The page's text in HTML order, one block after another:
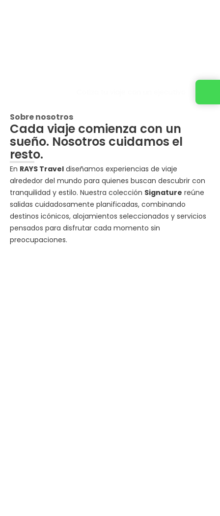
Sobre nosotros
Cada viaje comienza con un
sueño. Nosotros cuidamos el
resto.
En RAYS Travel diseñamos experiencias de viaje
alrededor del mundo para quienes buscan descubrir con
tranquilidad y estilo. Nuestra colección Signature reúne
salidas cuidadosamente planificadas, combinando
destinos icónicos, alojamientos seleccionados y servicios
pensados para disfrutar cada momento sin
preocupaciones.